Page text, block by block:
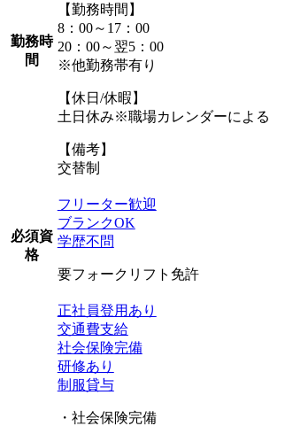
勤務時
間
【勤務時間】
8：00～17：00
20：00～翌5：00
※他勤務帯有り
【休日/休暇】
土日休み※職場カレンダーによる
【備考】
交替制
必須資
格
フリーター歓迎
ブランクOK
学歴不問
要フォークリフト免許
正社員登用あり
交通費支給
社会保険完備
研修あり
制服貸与
・社会保険完備